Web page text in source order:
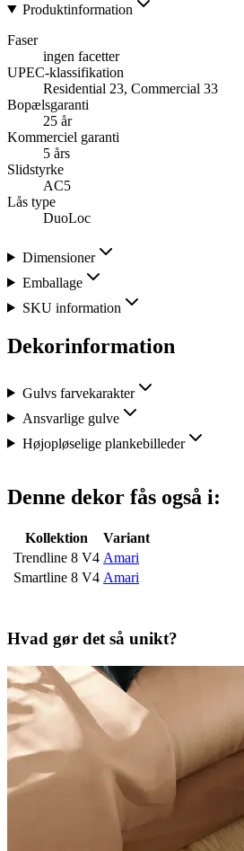
Produktinformation
Faser
ingen facetter
UPEC-klassifikation
Residential 23, Commercial 33
Bopælsgaranti
25 år
Kommerciel garanti
5 års
Slidstyrke
AC5
Lås type
DuoLoc
Dimensioner
Emballage
SKU information
Dekorinformation
Gulvs farvekarakter
Ansvarlige gulve
Højopløselige plankebilleder
Denne dekor fås også i:
Kollektion
Variant
Trendline 8 V4 Amari
Smartline 8 V4 Amari
Hvad gør det så unikt?